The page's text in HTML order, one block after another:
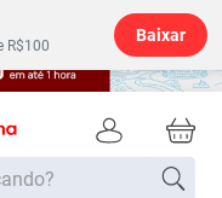
R$100
Baixar